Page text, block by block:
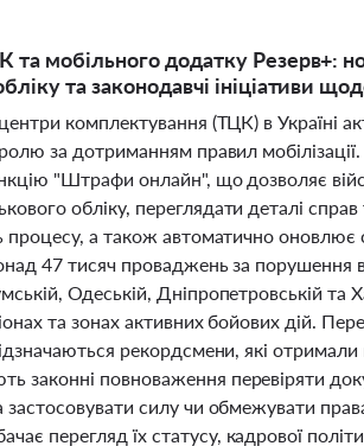
мобільного додатку Резерв+:
та законодавчі ініціативи
комплектування (ТЦК) в
за дотриманням правил
"Штрафи онлайн", що дозволяє
обліку, переглядати деталі
процесу, а також автоматично
47 тисяч проваджень за порушення
Одеській, Дніпропетровській
та зонах активних бойових дій.
рекордсмени, які
повноваження перевіряти
силу чи обмежувати
перегляд їх статусу, кадрової